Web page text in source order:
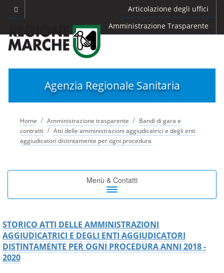
Articolazione degli uffici
Amministrazione Trasparente
Agenzia Regionale Sanitaria
Home / Amministrazione trasparente / Bandi di gara e
contratti / Atti delle amministrazioni aggiudicatrici e degli enti
aggiudicatori distintamente per ogni procedura
Toggle
navigation
Menù & Contatti
STORICO ATTI DELLE AMMINISTRAZIONI
AGGIUDICATRICI E DEGLI ENTI AGGIUDICATORI
DISTINTAMENTE PER OGNI PROCEDURA ANNI 2018 -
2020